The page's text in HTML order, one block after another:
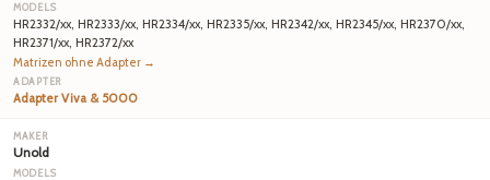
HR2332/xx, HR2333/xx, HR2334/xx, HR2335/xx, HR2342/xx, HR2345/xx, HR2370/xx,
HR2371/xx, HR2372/xx
Matrizen ohne Adapter →
Adapter Viva & 5000
Unold